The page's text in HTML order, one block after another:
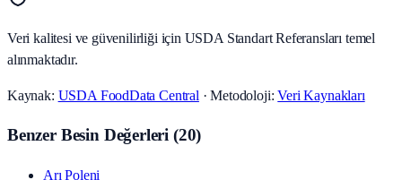
Veri kalitesi ve güvenilirliği için USDA Standart Referansları temel
alınmaktadır.
Kaynak: USDA FoodData Central · Metodoloji:Veri Kaynakları
Benzer Besin Değerleri (20)
Arı Poleni